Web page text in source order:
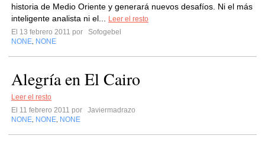
historia de Medio Oriente y generará nuevos desafíos. Ni el más
inteligente analista ni el...
Leer el resto
El 13 febrero 2011 por
Sofogebel
NONE NONE
Alegría en El Cairo
Leer el resto
El 11 febrero 2011 por
Javiermadrazo
NONE NONE NONE